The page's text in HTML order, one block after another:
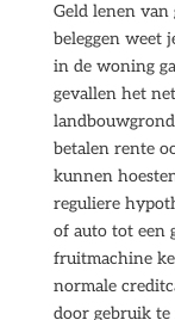
Geld lenen van
beleggen weet
in de woning
gevallen het
betalen rente
kunnen
reguliere
of auto tot een
fruitmachine
normale
door gebruik te